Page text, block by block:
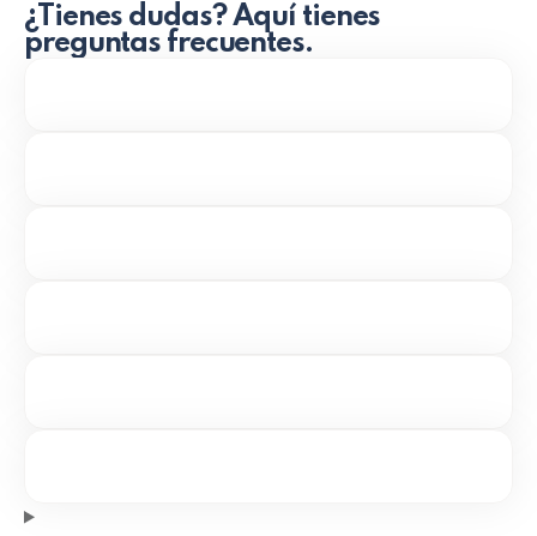
¿Tienes dudas? Aquí tienes
preguntas frecuentes.